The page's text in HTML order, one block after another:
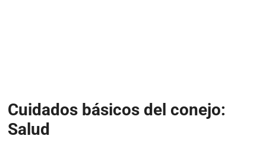
Cuidados básicos del conejo:
Salud